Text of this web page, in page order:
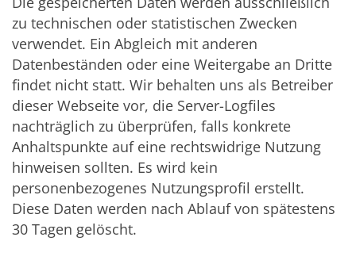
zu technischen oder statistischen Zwecken
verwendet. Ein Abgleich mit anderen
Datenbeständen oder eine Weitergabe an Dritte
findet nicht statt. Wir behalten uns als Betreiber
dieser Webseite vor, die Server-Logfiles
nachträglich zu überprüfen, falls konkrete
Anhaltspunkte auf eine rechtswidrige Nutzung
hinweisen sollten. Es wird kein
personenbezogenes Nutzungsprofil erstellt.
Diese Daten werden nach Ablauf von spätestens
30 Tagen gelöscht.